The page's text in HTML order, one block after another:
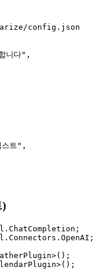
config.json
니다",
트",
)